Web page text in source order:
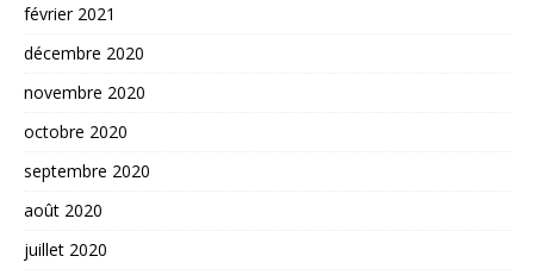
février 2021
décembre 2020
novembre 2020
octobre 2020
septembre 2020
août 2020
juillet 2020